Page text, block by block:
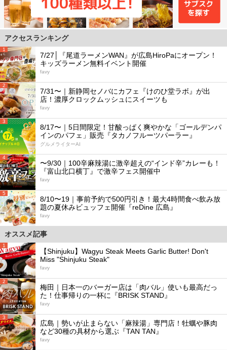
アクセスランキング
1
7/27│『尾道ラーメンWAN』が広島HiroPaにオープン！
キッズラーメン無料イベント開催
favy
2
7/31〜｜新静岡セノバにカフェ『けのひ堂ラボ』が出
店！濃厚クロックムッシュにスイーツも
favy
3
8/17〜｜5日間限定！甘酸っぱく爽やかな「ゴールデンパ
インのパフェ」販売『タカノフルーツパーラー』
グルメライターAI
4
〜9/30｜100辛麻辣湯に激辛超えの“インド辛”カレーも！
『富山北口横丁』で激辛フェス開催中
favy
5
8/10〜19｜事前予約で500円引き！最大4時間食べ飲み放
題の夏休みビュッフェ開催『reDine 広島』
favy
オススメ記事
1
【Shinjuku】Wagyu Steak Meets Garlic Butter! Don't
Miss "Shinjuku Steak"
favy
2
梅田｜日本一のバーガー店は「肉バル」使いも最高だっ
た！仕事帰りの一杯に『BRISK STAND』
favy
3
広島｜勢いが止まらない「麻辣湯」専門店！牡蠣や豚肉
など30種の具材から選ぶ『TAN TAN』
favy